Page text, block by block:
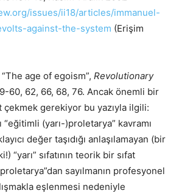
issues/ii18/articles/immanuel-
against-the-system (Erişim
age of egoism”, Revolutionary
60, 62, 66, 68, 76. Ancak önemli bir
gerekiyor bu yazıyla ilgili:
“eğitimli (yarı-)proletarya” kavramı
değer taşıdığı anlaşılamayan (bir
“yarı” sıfatının teorik bir sıfat
sayılmanın profesyonel
eşlenmesi nedeniyle